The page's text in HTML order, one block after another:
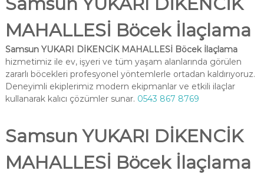
MAHALLESİ Böcek İlaçlama
Samsun YUKARI DİKENCİK MAHALLESİ Böcek İlaçlama
hizmetimiz ile ev, işyeri ve tüm yaşam alanlarında görülen
zararlı böcekleri profesyonel yöntemlerle ortadan kaldırıyoruz.
Deneyimli ekiplerimiz modern ekipmanlar ve etkili ilaçlar
kullanarak kalıcı çözümler sunar. 0543 867 8769
Samsun YUKARI DİKENCİK
MAHALLESİ Böcek İlaçlama